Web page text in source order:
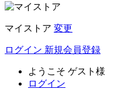
マイストア 変更
ログイン 新規会員登録
ようこそ ゲスト様
ログイン